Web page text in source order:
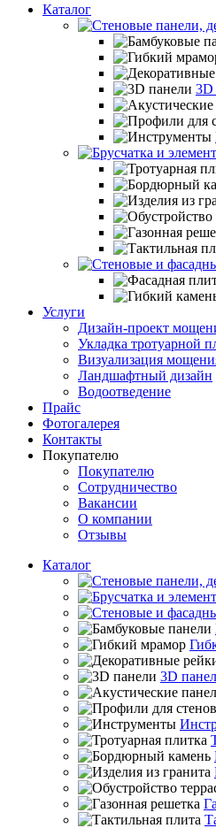
Каталог
3D
Услуги
Дизайн-проект
Укладка тротуарной
Визуализация
Ландшафтный дизайн
Водоотведение
Прайс
Фотогалерея
Контакты
Покупателю
Покупателю
Сотрудничество
Вакансии
О компании
Отзывы
Каталог
3D